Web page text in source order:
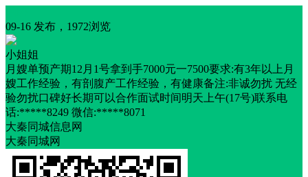
09-16 发布，1972浏览
小姐姐
月嫂单预产期12月1号拿到手7000元一7500要求:有3年以上月
嫂工作经验，有剖腹产工作经验，有健康备注:非诚勿扰 无经
验勿扰口碑好长期可以合作面试时间明天上午(17号)联系电
话:*****8249 微信:*****8071
大秦同城信息网
大秦同城网